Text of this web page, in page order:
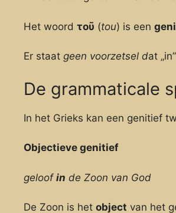
Het woord τοῦ (tou) is een
Er staat geen voorzetsel dat
De grammaticale
In het Grieks kan een genitief
Objectieve genitief
geloof in de Zoon van God
De Zoon is het object van het